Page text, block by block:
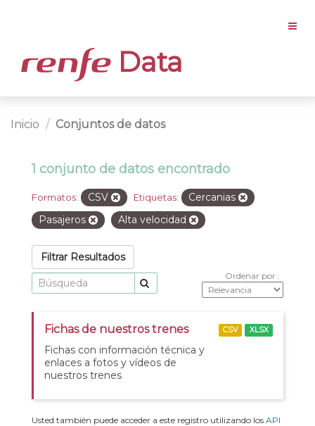
Data
Inicio Conjuntos de datos
1 conjunto de datos encontrado
Formatos: CSV Etiquetas:
Cercanias
Pasajeros
Alta velocidad
Filtrar Resultados
Ordenar por
Fichas de nuestros trenes
Fichas con información técnica y
enlaces a fotos y vídeos de
nuestros trenes
CSV XLSX
Usted también puede acceder a este registro utilizando los API